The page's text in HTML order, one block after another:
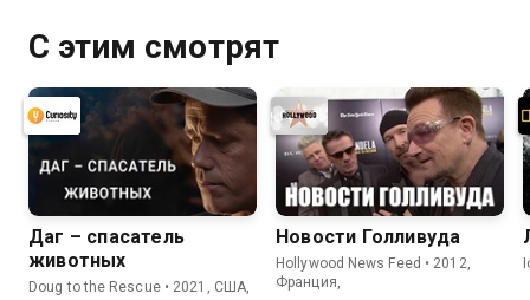
С этим смотрят
Даг – спасатель
животных
Doug to the Rescue • 2021, США,
Новости Голливуда
Hollywood News Feed • 2012,
Франция,